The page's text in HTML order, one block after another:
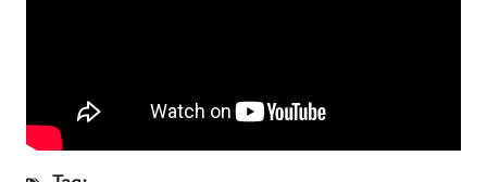
LAMPUNG
WN